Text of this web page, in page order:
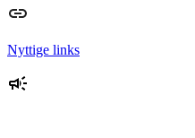
Nyttige links